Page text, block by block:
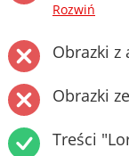
Rozwiń
Obrazki
Obrazki
Treści